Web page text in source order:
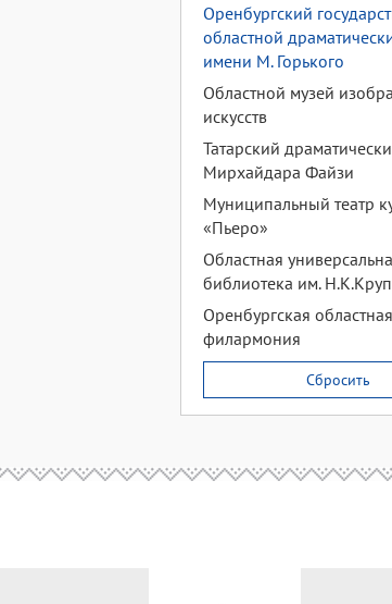
Оренбургский
областной
имени М. Горького
Областной музей
искусств
Татарский
Мирхайдара Файзи
Муниципальный театр
«Пьеро»
Областная
библиотека им.
Оренбургская областная
филармония
Сбросить